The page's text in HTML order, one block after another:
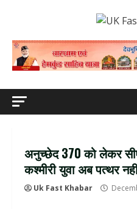
अनुच्छेद 370 को लेकर
कश्मीरी युवा अब पत्थर
Uk Fast Khabar